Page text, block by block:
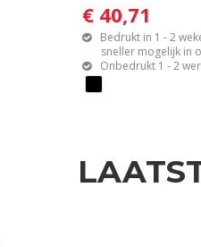
€ 40,71
Bedrukt in 1 - 2
sneller mogelijk in
Onbedrukt 1 - 2